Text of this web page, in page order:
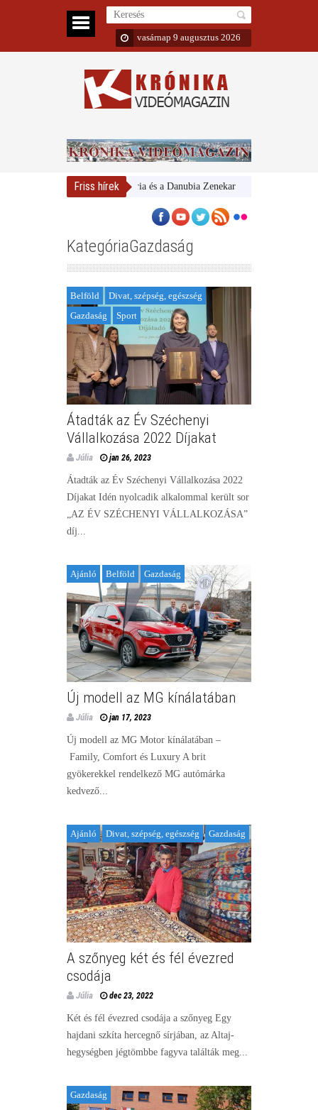
vasárnap 9 augusztus 2026
Friss hírek
Magyar Nemzeti Galéria és a Danubia Zenekar Bemutatta 2024/25-
KategóriaGazdaság
Belföld
Divat, szépség, egészség
Gazdaság
Sport
Átadták az Év Széchenyi
Vállalkozása 2022 Díjakat
Júlia jan 26, 2023
Átadták az Év Széchenyi Vállalkozása 2022
Díjakat Idén nyolcadik alkalommal került sor
„AZ ÉV SZÉCHENYI VÁLLALKOZÁSA”
díj...
Ajánló Belföld Gazdaság
Új modell az MG kínálatában
Júlia jan 17, 2023
Új modell az MG Motor kínálatában –
Family, Comfort és Luxury A brit
gyökerekkel rendelkező MG autómárka
kedvező...
Ajánló Divat, szépség, egészség Gazdaság
A szőnyeg két és fél évezred
csodája
Júlia dec 23, 2022
Két és fél évezred csodája a szőnyeg Egy
hajdani szkíta hercegnő sírjában, az Altaj-
hegységben jégtömbbe fagyva találták meg...
Gazdaság